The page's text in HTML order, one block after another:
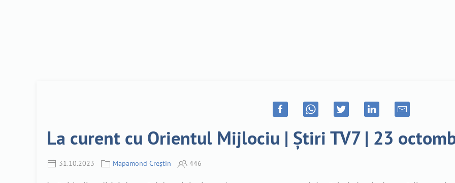
La curent cu Orientul Mijlociu | Știri TV7 | 23
31.10.2023 Mapamond Creștin 446